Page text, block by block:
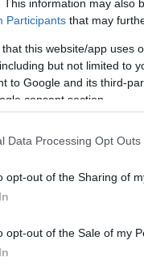
This information may also
Participants that may
that this website/app uses
but not limited to
to Google and its third-
consent section.
Data Processing Opt Outs
opt-out of the Sharing of
opt-out of the Sale of my
segít Russellen
pilóta, Juan Pablo
nagyon szimpatikus
azt a dühöt, ami a
a versenyt Kimivel. Ha
sikerül, Kimi megpróbál
Kimit, és hibákra